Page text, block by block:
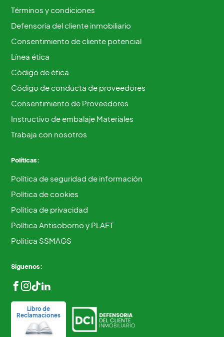
Términos y condiciones
Defensoría del cliente inmobiliario
Consentimiento de cliente potencial
Línea ética
Código de ética
Código de conducta de proveedores
Consentimiento de Proveedores
Instructivo de embalaje Materiales
Trabaja con nosotros
Políticas:
Política de seguridad de información
Política de cookies
Política de privacidad
Política Antisoborno y PLAFT
Política SSMAGS
Síguenos:
Libro de
Reclamaciones